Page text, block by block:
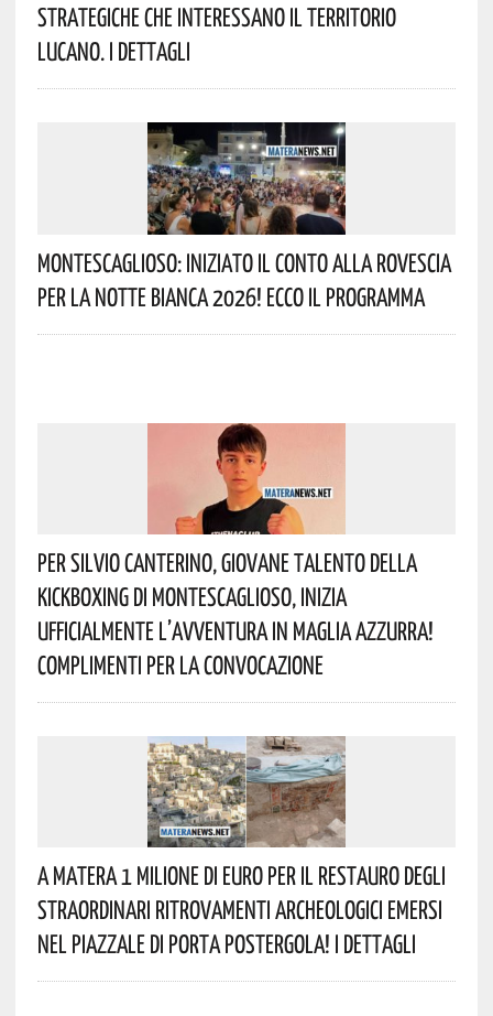
Strategiche Che Interessano Il Territorio
Lucano. I Dettagli
Montescaglioso: Iniziato Il Conto Alla Rovescia
Per La Notte Bianca 2026! Ecco Il Programma
Per Silvio Canterino, Giovane Talento Della
Kickboxing Di Montescaglioso, Inizia
Ufficialmente L’avventura In Maglia Azzurra!
Complimenti Per La Convocazione
A Matera 1 Milione Di Euro Per Il Restauro Degli
Straordinari Ritrovamenti Archeologici Emersi
Nel Piazzale Di Porta Postergola! I Dettagli